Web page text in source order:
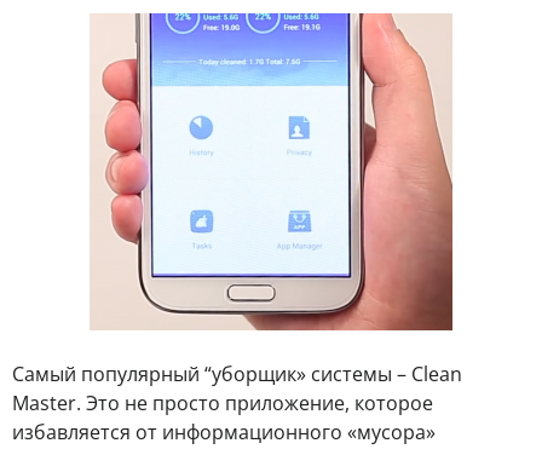
Самый популярный “уборщик» системы – Clean
Master. Это не просто приложение, которое
избавляется от информационного «мусора»